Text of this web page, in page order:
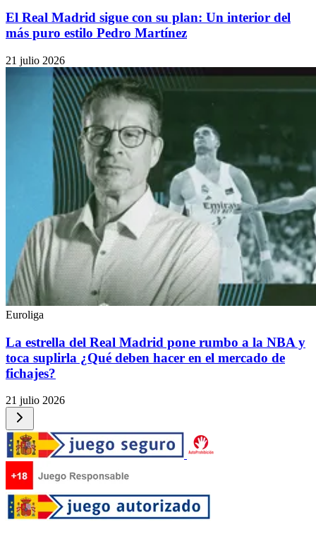
El Real Madrid sigue con su plan: Un interior del
más puro estilo Pedro Martínez
21 julio 2026
Euroliga
La estrella del Real Madrid pone rumbo a la NBA y
toca suplirla ¿Qué deben hacer en el mercado de
fichajes?
21 julio 2026